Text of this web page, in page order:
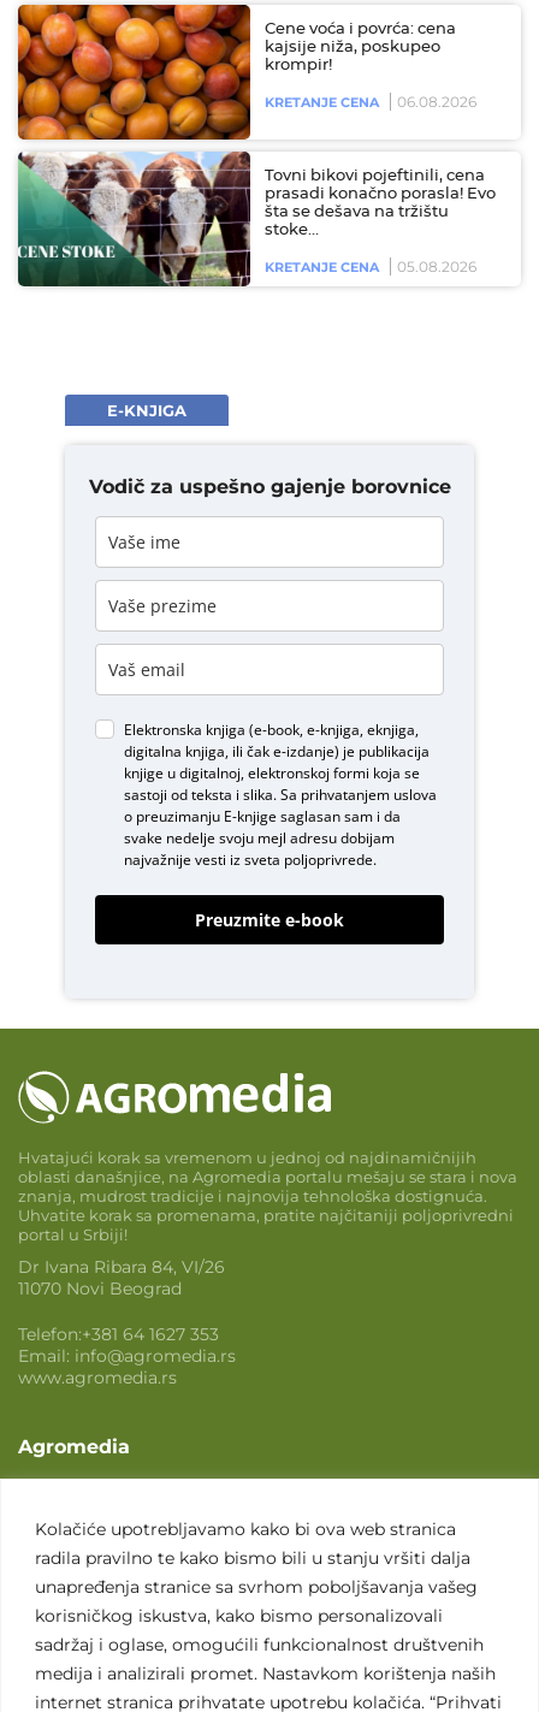
Kolačiće upotrebljavamo kako bi ova web stranica
radila pravilno te kako bismo bili u stanju vršiti dalja
unapređenja stranice sa svrhom poboljšavanja vašeg
korisničkog iskustva, kako bismo personalizovali
sadržaj i oglase, omogućili funkcionalnost društvenih
medija i analizirali promet. Nastavkom korištenja naših
internet stranica prihvatate upotrebu kolačića. “Prihvati
Cene voća i povrća: cena
kajsije niža, poskupeo
krompir!
KRETANJE CENA 06.08.2026
Tovni bikovi pojeftinili, cena
prasadi konačno porasla! Evo
šta se dešava na tržištu
stoke…
KRETANJE CENA 05.08.2026
E-KNJIGA
Vodič za uspešno gajenje borovnice
Elektronska knjiga (e-book, e-knjiga, eknjiga,
digitalna knjiga, ili čak e-izdanje) je publikacija
knjige u digitalnoj, elektronskoj formi koja se
sastoji od teksta i slika. Sa prihvatanjem uslova
o preuzimanju E-knjigesaglasan sam i da
svake nedelje svoju mejl adresu dobijam
najvažnije vesti iz sveta poljoprivrede.
Preuzmite e-book
Hvatajući korak sa vremenom u jednoj od najdinamičnijih
oblasti današnjice, na Agromedia portalu mešaju se stara i nova
znanja, mudrost tradicije i najnovija tehnološka dostignuća.
Uhvatite korak sa promenama, pratite najčitaniji poljoprivredni
portal u Srbiji!
Dr Ivana Ribara 84, VI/26
11070 Novi Beograd
Telefon:+381 64 1627 353
Email: info@agromedia.rs
www.agromedia.rs
Agromedia
Svet poljoprivrede
Marketing usluge
Tražimo saradnike
Kontakt